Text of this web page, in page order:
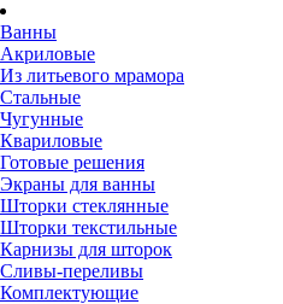
Ванны
Акриловые
Из литьевого мрамора
Стальные
Чугунные
Квариловые
Готовые решения
Экраны для ванны
Шторки стеклянные
Шторки текстильные
Карнизы для шторок
Сливы-переливы
Комплектующие